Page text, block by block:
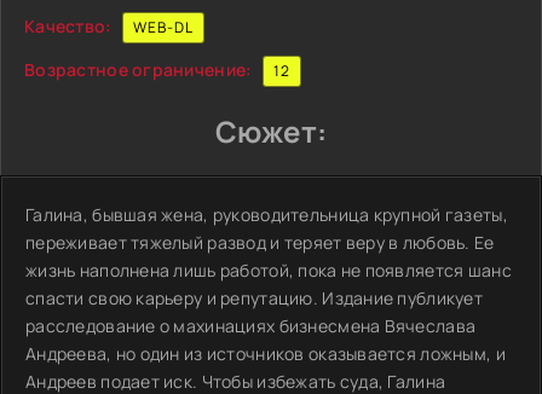
Качество: WEB-DL
Возрастное ограничение: 12
Сюжет:
Галина, бывшая жена, руководительница крупной газеты,
переживает тяжелый развод и теряет веру в любовь. Ее
жизнь наполнена лишь работой, пока не появляется шанс
спасти свою карьеру и репутацию. Издание публикует
расследование о махинациях бизнесмена Вячеслава
Андреева, но один из источников оказывается ложным, и
Андреев подает иск. Чтобы избежать суда, Галина